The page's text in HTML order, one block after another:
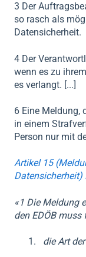
3 Der
so rasch als
Datensicherheit.
4 Der
wenn es zu
es verlangt. [...]
6 Eine Meldung,
in einem
Person nur mit
Artikel 15
Datensicherheit)
«1 Die Meldung
den EDÖB
die Art